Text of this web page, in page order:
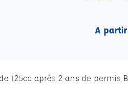
A
125cc après 2 ans de permis